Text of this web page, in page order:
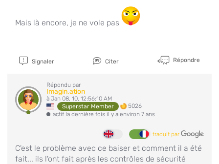
Mais là encore, je ne vole pas
Signaler Citer Répondre
Répondu par
Imagin.ation
à Jan 08, 10, 12:56:10 AM
Superstar Member
5026
actif la dernière fois il y a environ 7 ans
traduit par
C'est le problème avec ce baiser et comment il a été
fait... ils l'ont fait après les contrôles de sécurité